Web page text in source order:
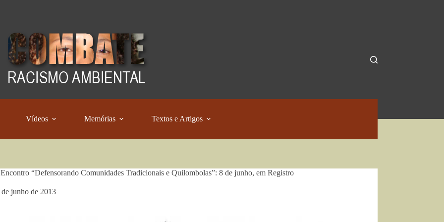
Vídeos Memórias Textos e Artigos
Encontro “Defensorando Comunidades Tradicionais e Quilombolas”: 8 de junho, em Registro
de junho de 2013